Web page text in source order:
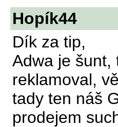
Hopík44
Dík za tip,
Adwa je šunt,
reklamoval,
tady ten náš
prodejem